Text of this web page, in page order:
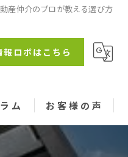
産仲介のプロが教える選び方
報ロボはこちら
ム お客様の声